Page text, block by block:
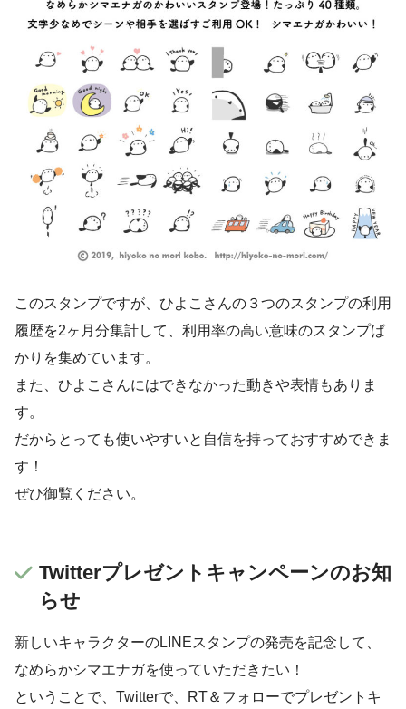
このスタンプですが、ひよこさんの３つのスタンプの利用
履歴を2ヶ月分集計して、利用率の高い意味のスタンプば
かりを集めています。
また、ひよこさんにはできなかった動きや表情もありま
す。
だからとっても使いやすいと自信を持っておすすめできま
す！
ぜひ御覧ください。
Twitterプレゼントキャンペーンのお知
らせ
新しいキャラクターのLINEスタンプの発売を記念して、
なめらかシマエナガを使っていただきたい！
ということで、Twitterで、RT＆フォローでプレゼントキ